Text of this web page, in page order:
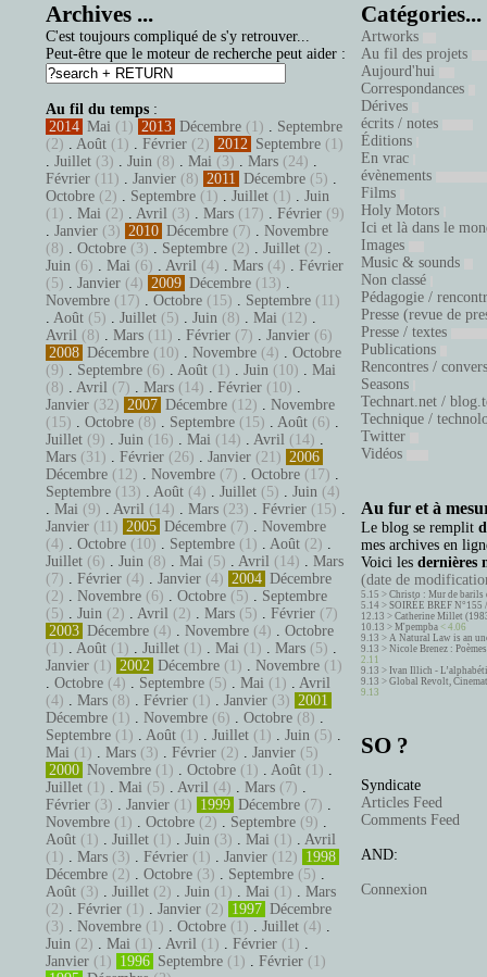
Archives ...
C'est toujours compliqué de s'y retrouver...
Peut-être que le moteur de recherche peut aider :
Au fil du temps :
2014 Mai (1) 2013 Décembre (1) . Septembre
(2) . Août (1) . Février (2) 2012 Septembre (1)
. Juillet (3) . Juin (8) . Mai (3) . Mars (24) .
Février (11) . Janvier (8) 2011 Décembre (5) .
Octobre (2) . Septembre (1) . Juillet (1) . Juin
(1) . Mai (2) . Avril (3) . Mars (17) . Février (9)
. Janvier (3) 2010 Décembre (7) . Novembre
(8) . Octobre (3) . Septembre (2) . Juillet (2) .
Juin (6) . Mai (6) . Avril (4) . Mars (4) . Février
(5) . Janvier (4) 2009 Décembre (13) .
Novembre (17) . Octobre (15) . Septembre (11)
. Août (5) . Juillet (5) . Juin (8) . Mai (12) .
Avril (8) . Mars (11) . Février (7) . Janvier (6)
2008 Décembre (10) . Novembre (4) . Octobre
(9) . Septembre (6) . Août (1) . Juin (10) . Mai
(8) . Avril (7) . Mars (14) . Février (10) .
Janvier (32) 2007 Décembre (12) . Novembre
(15) . Octobre (8) . Septembre (15) . Août (6) .
Juillet (9) . Juin (16) . Mai (14) . Avril (14) .
Mars (31) . Février (26) . Janvier (21) 2006
Décembre (12) . Novembre (7) . Octobre (17) .
Septembre (13) . Août (4) . Juillet (5) . Juin (4)
. Mai (9) . Avril (14) . Mars (23) . Février (15) .
Janvier (11) 2005 Décembre (7) . Novembre
(4) . Octobre (10) . Septembre (1) . Août (2) .
Juillet (6) . Juin (8) . Mai (5) . Avril (14) . Mars
(7) . Février (4) . Janvier (4) 2004 Décembre
(2) . Novembre (6) . Octobre (5) . Septembre
(5) . Juin (2) . Avril (2) . Mars (5) . Février (7)
2003 Décembre (4) . Novembre (4) . Octobre
(1) . Août (1) . Juillet (1) . Mai (1) . Mars (5) .
Janvier (1) 2002 Décembre (1) . Novembre (1)
. Octobre (4) . Septembre (5) . Mai (1) . Avril
(4) . Mars (8) . Février (1) . Janvier (3) 2001
Décembre (1) . Novembre (6) . Octobre (8) .
Septembre (1) . Août (1) . Juillet (1) . Juin (5) .
Mai (1) . Mars (3) . Février (2) . Janvier (5)
2000 Novembre (1) . Octobre (1) . Août (1) .
Juillet (1) . Mai (5) . Avril (4) . Mars (7) .
Février (3) . Janvier (1) 1999 Décembre (7) .
Novembre (1) . Octobre (2) . Septembre (9) .
Août (1) . Juillet (1) . Juin (3) . Mai (1) . Avril
(1) . Mars (3) . Février (1) . Janvier (12) 1998
Décembre (2) . Octobre (3) . Septembre (5) .
Août (3) . Juillet (2) . Juin (1) . Mai (1) . Mars
(2) . Février (1) . Janvier (2) 1997 Décembre
(3) . Novembre (1) . Octobre (1) . Juillet (4) .
Juin (2) . Mai (1) . Avril (1) . Février (1) .
Janvier (1) 1996 Septembre (1) . Février (1)
Catégories...
Artworks
Au fil des projets
Aujourd'hui
Correspondances
Dérives
écrits / notes
Éditions
En vrac
évènements
Films
Holy Motors
Ici et là dans le
Images
Music & sounds
Non classé
Pédagogie /
Presse (revue de
Presse / textes
Publications
Rencontres /
Seasons
Technart.net /
Technique /
Twitter
Vidéos
Au fur et à
Le blog se remplit
mes archives en
Voici les dernières
(date de
5.15 > Christo : Mur de barils
5.14 > SOIRÉE BREF
12.13 > Catherine Millet
10.13 > M'pempba < 4.06
9.13 > A Natural Law is an
9.13 > Nicole Brenez :
2.11
9.13 > Ivan Illich -
9.13 > Global Revolt,
9.13
SO ?
Syndicate
Articles Feed
Comments Feed
AND:
Connexion